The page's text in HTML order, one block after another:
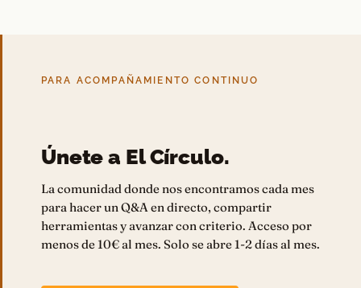
PARA ACOMPAÑAMIENTO CONTINUO
Únete a El Círculo.
La comunidad donde nos encontramos cada mes
para hacer un Q&A en directo, compartir
herramientas y avanzar con criterio. Acceso por
menos de 10€ al mes. Solo se abre 1-2 días al mes.